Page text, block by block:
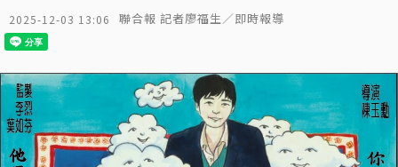
2025-12-03 13:06 聯合報 記者廖福生／即時報導